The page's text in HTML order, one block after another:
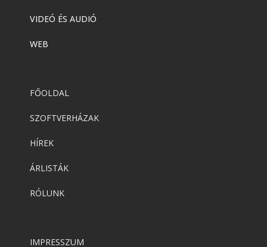
VIDEÓ ÉS AUDIÓ
WEB
FŐOLDAL
SZOFTVERHÁZAK
HÍREK
ÁRLISTÁK
RÓLUNK
IMPRESSZUM